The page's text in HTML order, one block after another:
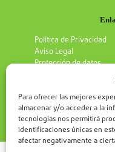
Para ofrecer las mejores
almacenar y/o acceder a la
tecnologías nos permitirá
identificaciones únicas en
afectar negativamente a
Política de Privacidad
Aviso Legal
Protección de datos